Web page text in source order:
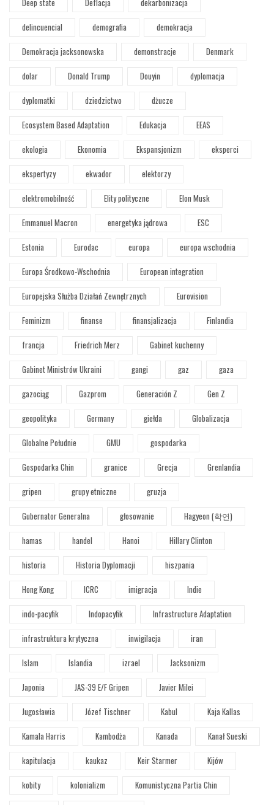
Deep state Deflacja
dekarbonizacja
delincuencial
demografia
demokracja
Demokracja jacksonowska
demonstracje
Denmark
dolar
Donald Trump Douyin
dyplomacja
dyplomatki
dziedzictwo
dżucze
Ecosystem Based Adaptation
Edukacja
EEAS
ekologia
Ekonomia Ekspansjonizm
eksperci
ekspertyzy
ekwador
elektorzy
elektromobilność
Elity polityczne
Elon Musk
Emmanuel Macron
energetyka jądrowa
ESC
Estonia
Eurodac europa
europa wschodnia
Europa Środkowo-Wschodnia
European integration
Europejska Służba Działań Zewnętrznych
Eurovision
Feminizm
finanse finansjalizacja
Finlandia
francja
Friedrich Merz
Gabinet kuchenny
Gabinet Ministrów Ukraini
gangi gaz
gaza
gazociąg
Gazprom Generación Z
Gen Z
geopolityka
Germany giełda
Globalizacja
Globalne Południe
GMU
gospodarka
Gospodarka Chin
granice Grecja
Grenlandia
gripen
grupy etniczne
gruzja
Gubernator Generalna
głosowanie
Hagyeon (학연)
hamas
handel Hanoi
Hillary Clinton
historia
Historia Dyplomacji
hiszpania
Hong Kong
ICRC imigracja
Indie
indo-pacyfik
Indopacyfik
Infrastructure Adaptation
infrastruktura krytyczna
inwigilacja
iran
Islam
Islandia izrael
Jacksonizm
Japonia
JAS-39 E/F Gripen
Javier Milei
Jugosławia
Józef Tischner Kabul
Kaja Kallas
Kamala Harris
Kambodża Kanada
Kanał Sueski
kapitulacja
kaukaz Keir Starmer
Kijów
kobity
kolonializm
Komunistyczna Partia Chin